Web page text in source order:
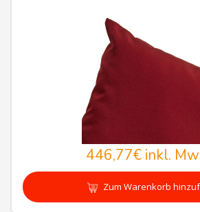
446,77€inkl.
Zum Warenkorb